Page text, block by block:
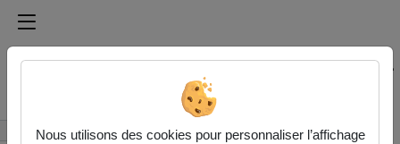
Médiathèque de l'université Paris
Rechercher un média sur Médiathèque de l'université
Accueil Vidéos
Nous utilisons des cookies pour personnaliser l’affichage